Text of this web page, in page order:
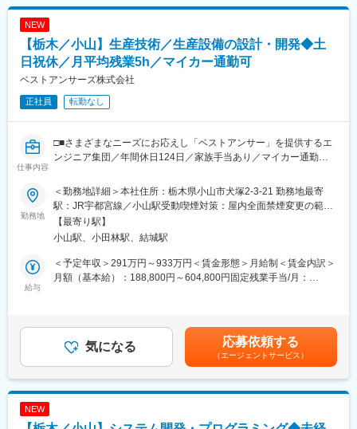
変更の範囲：会社の定める業務
■組織構成：
従業員数43名、うちエンジニアが大半。チーム体制で案件を進行
し、先輩社員のサポートや情報共有も活発です。
■業務の魅力：
可能です。
OJTや先輩社員によるフォロー体制があり、新しい分野にもチャ
レンジしやすい環境です。
■就業環境：
資格取得のためのサポートがございます。
＜やる気を評価し育成する文化＞
加えて、会社全体で助け合い社員を育成する文化がございます。
また、挑戦したい分野やプロジェクトなどの相談なども可能で
■当社の特徴：
する可能性があります。月給(月額)は固定手当を含めた表記です。
NEW
【栃木／小山】生産技術／生産設備の設計・開発◆土
日祝休／月平均残業5h／マイカー通勤可
ベストアンサーズ株式会社
正社員 転勤なし
仕事内容
□■さまざまなニーズにお応えし「ベストアンサー」を提供するエ
ンジニア集団／年間休日124日／家族手当あり／マイカー通勤可
■業務概要：
産業用ロボットや工場設備に関わる業務をお任せします。
■具体的には：
◇PLCラダーソフト／シーケンス設計開発
◇ST言語による制御プログラム開発
◇装置立ち上げ作業（デバッグ）
※案件によって、出張が発生する場合もあります。
勤務地
＜勤務地詳細＞本社住所：栃木県小山市犬塚2-3-21 勤務地最寄
駅：JR宇都宮線／小山駅受動喫煙対策：屋内全面禁煙変更の範
囲：会社の定める事業所
【最寄り駅】
小山駅、小田林駅、結城駅
給与
＜予定年収＞291万円～933万円＜賃金形態＞月給制＜賃金内訳＞
月額（基本給）：188,800円～604,800円固定残業手当/月：
収：2,914,600円～9,336,600円■賞与：年2回（前年度実績）■賞
与金額：450,000円～1,200,000円（前年度実績）■昇給：あり
（前年度実績）■昇給金額 1月あたり：7,000円～30,000円（前年
度実績）賃金はあくまでも目安の金額であり、選考を通じて上下
する可能性があります。月給(月額)は固定手当を含めた表記です。
気になる 応募依頼する
（エージェントサービス）
NEW